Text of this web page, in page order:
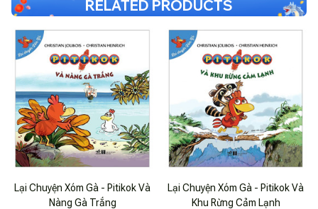
RELATED PRODUCTS
Lại Chuyện Xóm Gà - Pitikok Và
Nàng Gà Trắng
Lại Chuyện Xóm Gà - Pitikok Và
Khu Rừng Cảm Lạnh